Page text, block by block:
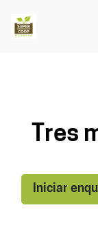
Tres
Iniciar